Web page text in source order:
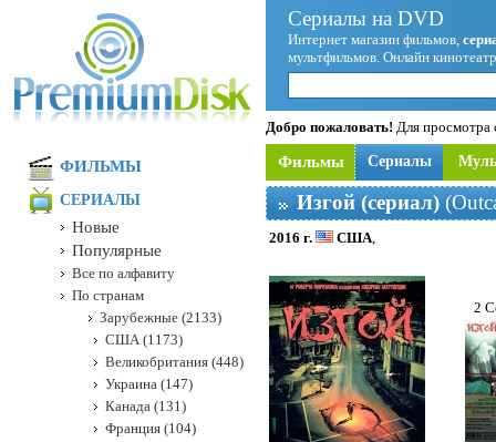
Сериалы на DVD
Интернет магазин фильмов,
мультфильмов. Онлайн
Добро пожаловать! Для просмотра
Фильмы Сериалы
Изгой (сериал)
2016 г. США,
2
ФИЛЬМЫ
СЕРИАЛЫ
Новые
Популярные
Все по алфавиту
По странам
Зарубежные (2133)
США (1173)
Великобритания (448)
Украина (147)
Канада (131)
Франция (104)